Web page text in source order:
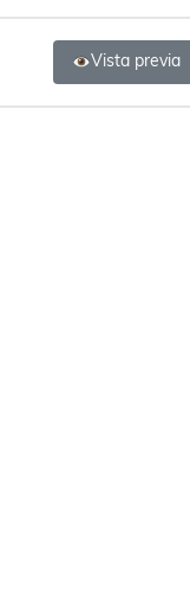
Vista previa